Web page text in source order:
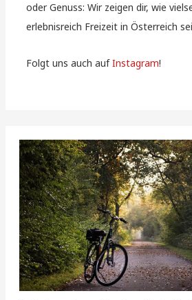
oder Genuss: Wir zeigen dir, wie
erlebnisreich Freizeit in Österreich
Folgt uns auch aufInstagram!